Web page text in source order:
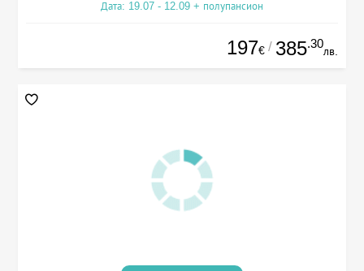
Дата: 19.07 - 12.09 + полупансион
197€ / 385.30
лв.